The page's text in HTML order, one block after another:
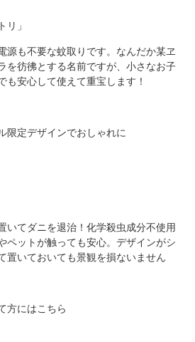
リ」
源も不要な蚊取りです。なんだか某ヱ
を彷彿とする名前ですが、小さなお子
も安心して使えて重宝します！
限定デザインでおしゃれに
いてダニを退治！化学殺虫成分不使用
ペットが触っても安心。デザインがシ
置いておいても景観を損ないません
方にはこちら